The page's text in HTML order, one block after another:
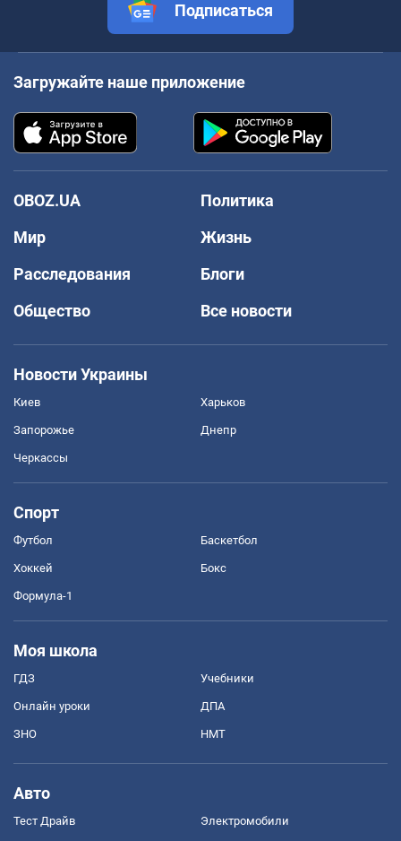
Подписаться
Загружайте наше приложение
OBOZ.UA
Политика
Мир
Жизнь
Расследования
Блоги
Общество
Все новости
Новости Украины
Киев Харьков
Запорожье Днепр
Черкассы
Спорт
Футбол Баскетбол
Хоккей Бокс
Формула-1
Моя школа
ГДЗ Учебники
Онлайн уроки ДПА
ЗНО НМТ
Авто
Тест Драйв Электромобили